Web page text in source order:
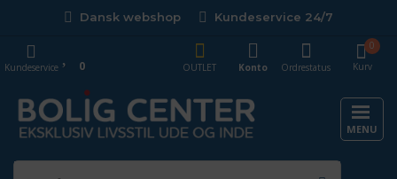
Dansk webshop Kundeservice 24/7
Kurv
0
OUTLET
Konto Ordrestatus
Kundeservice 0
MENU